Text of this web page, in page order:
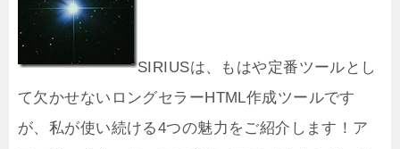
SIRIUSは、もはや定番ツールとし
て欠かせないロングセラーHTML作成ツールです
が、私が使い続ける4つの魅力をご紹介します！ア